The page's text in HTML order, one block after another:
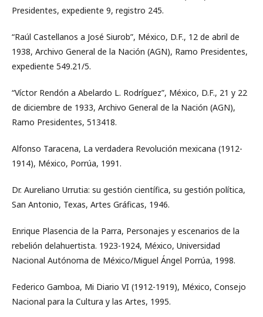
Presidentes, expediente 9, registro 245.
“Raúl Castellanos a José Siurob”, México, D.F., 12 de abril de
1938, Archivo General de la Nación (AGN), Ramo Presidentes,
expediente 549.21/5.
“Víctor Rendón a Abelardo L. Rodríguez”, México, D.F., 21 y 22
de diciembre de 1933, Archivo General de la Nación (AGN),
Ramo Presidentes, 513418.
Alfonso Taracena, La verdadera Revolución mexicana (1912-
1914), México, Porrúa, 1991.
Dr. Aureliano Urrutia: su gestión científica, su gestión política,
San Antonio, Texas, Artes Gráficas, 1946.
Enrique Plasencia de la Parra, Personajes y escenarios de la
rebelión delahuertista. 1923-1924, México, Universidad
Nacional Autónoma de México/Miguel Ángel Porrúa, 1998.
Federico Gamboa, Mi Diario VI (1912-1919), México, Consejo
Nacional para la Cultura y las Artes, 1995.